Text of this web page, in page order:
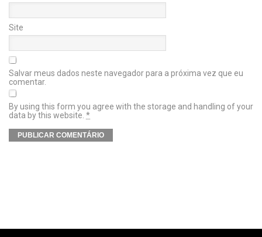
Site
Salvar meus dados neste navegador para a próxima vez que eu
comentar.
By using this form you agree with the storage and handling of your
data by this website. *